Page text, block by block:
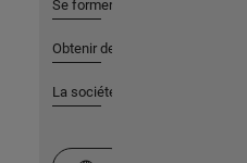
Se former
Obtenir de l'aide
La société